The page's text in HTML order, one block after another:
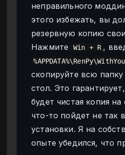
неправильного
этого избежать, вы
резервную копию
Нажмите
Win + R ,
скопируйте всю
стол. Это
будет чистая копия на
что-то пойдет не так
установки. Я на
опыте убедился, что